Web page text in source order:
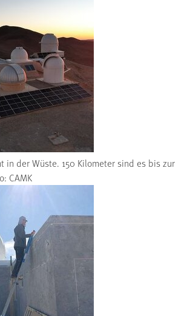
in der Wüste. 150 Kilometer sind es bis zur
CAMK